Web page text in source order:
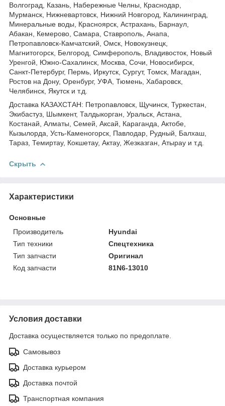
Волгоград, Казань, Набережные Челны, Краснодар,
Мурманск, Нижневартовск, Нижний Новгород, Калининград,
Минеральные воды, Красноярск, Астрахань, Барнаул,
Абакан, Кемерово, Самара, Ставрополь, Анапа,
Петропавловск-Камчатский, Омск, Новокузнецк,
Магнитогорск, Белгород, Симферополь, Владивосток, Новый
Уренгой, Южно-Сахалинск, Москва, Сочи, Новосибирск,
Санкт-Петербург, Пермь, Иркутск, Сургут, Томск, Магадан,
Ростов на Дону, Оренбург, УФА, Тюмень, Хабаровск,
Челябинск, Якутск и т.д.
Доставка КАЗАХСТАН: Петропавловск, Щучинск, Туркестан,
Экибастуз, Шымкент, Талдыкорган, Уральск, Астана,
Костанай, Алматы, Семей, Аксай, Караганда, Актобе,
Кызылорда, Усть-Каменогорск, Павлодар, Рудный, Балхаш,
Тараз, Темиртау, Кокшетау, Актау, Жезказган, Атырау и т.д.
Скрыть
Характеристики
Основные
Производитель
Hyundai
Тип техники
Спецтехника
Тип запчасти
Оригинал
Код запчасти
81N6-13010
Условия доставки
Доставка осуществляется только по предоплате.
Самовывоз
Доставка курьером
Доставка почтой
Транспортная компания